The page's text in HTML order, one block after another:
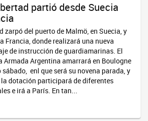
partió desde Suecia
zarpó del puerto de Malmö, en Suecia, y
Francia, donde realizará una nueva
de instrucción de guardiamarinas. El
Armada Argentina amarrará en Boulogne
sábado, enl que será su novena parada, y
dotación participará de diferentes
e irá a París. En tan...